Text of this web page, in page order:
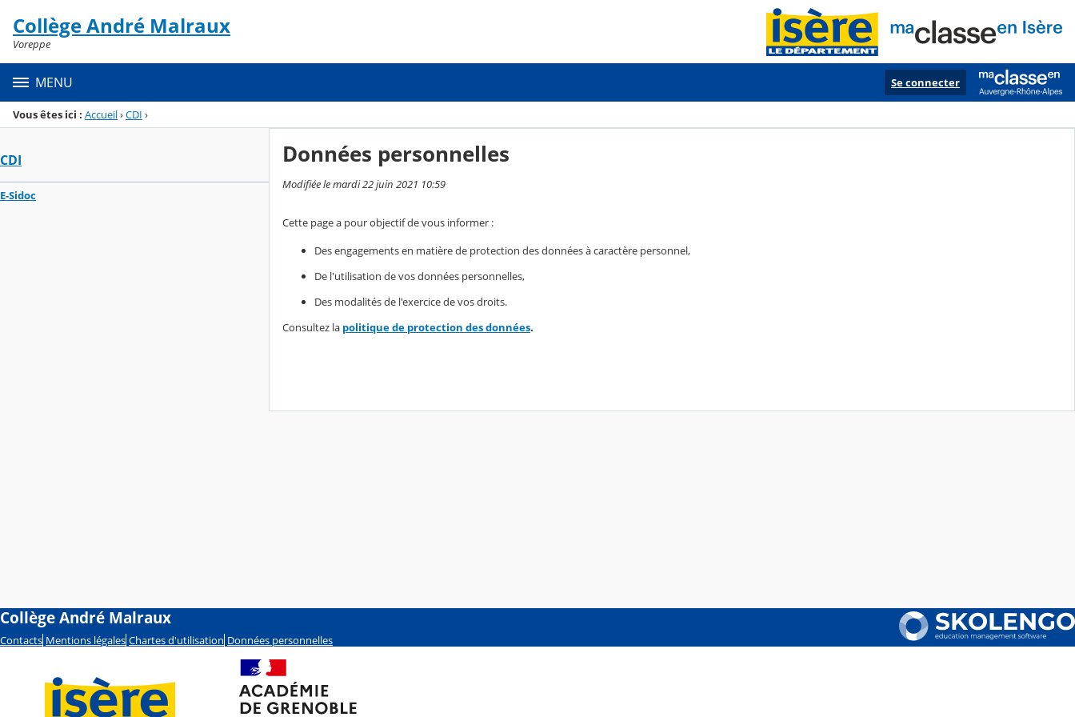
Menu de la rubrique
Contenu
Collège André Malraux
Voreppe
MENU Se connecter
Vous êtes ici : Accueil›CDI ›
CDI
E-Sidoc
Données personnelles
Modifiée le mardi 22 juin 2021 10:59
Cette page a pour objectif de vous informer :
Des engagements en matière de protection des données à caractère personnel,
De l'utilisation de vos données personnelles,
Des modalités de l'exercice de vos droits.
Consultez la politique de protection des données.
Collège André Malraux
Contacts Mentions légales Chartes d'utilisation Données personnelles